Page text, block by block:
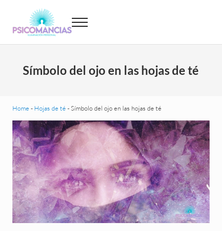
Psicomancias
Menu
Símbolo del ojo en las hojas de té
Home - Hojas de té -Símbolo del ojo en las hojas de té